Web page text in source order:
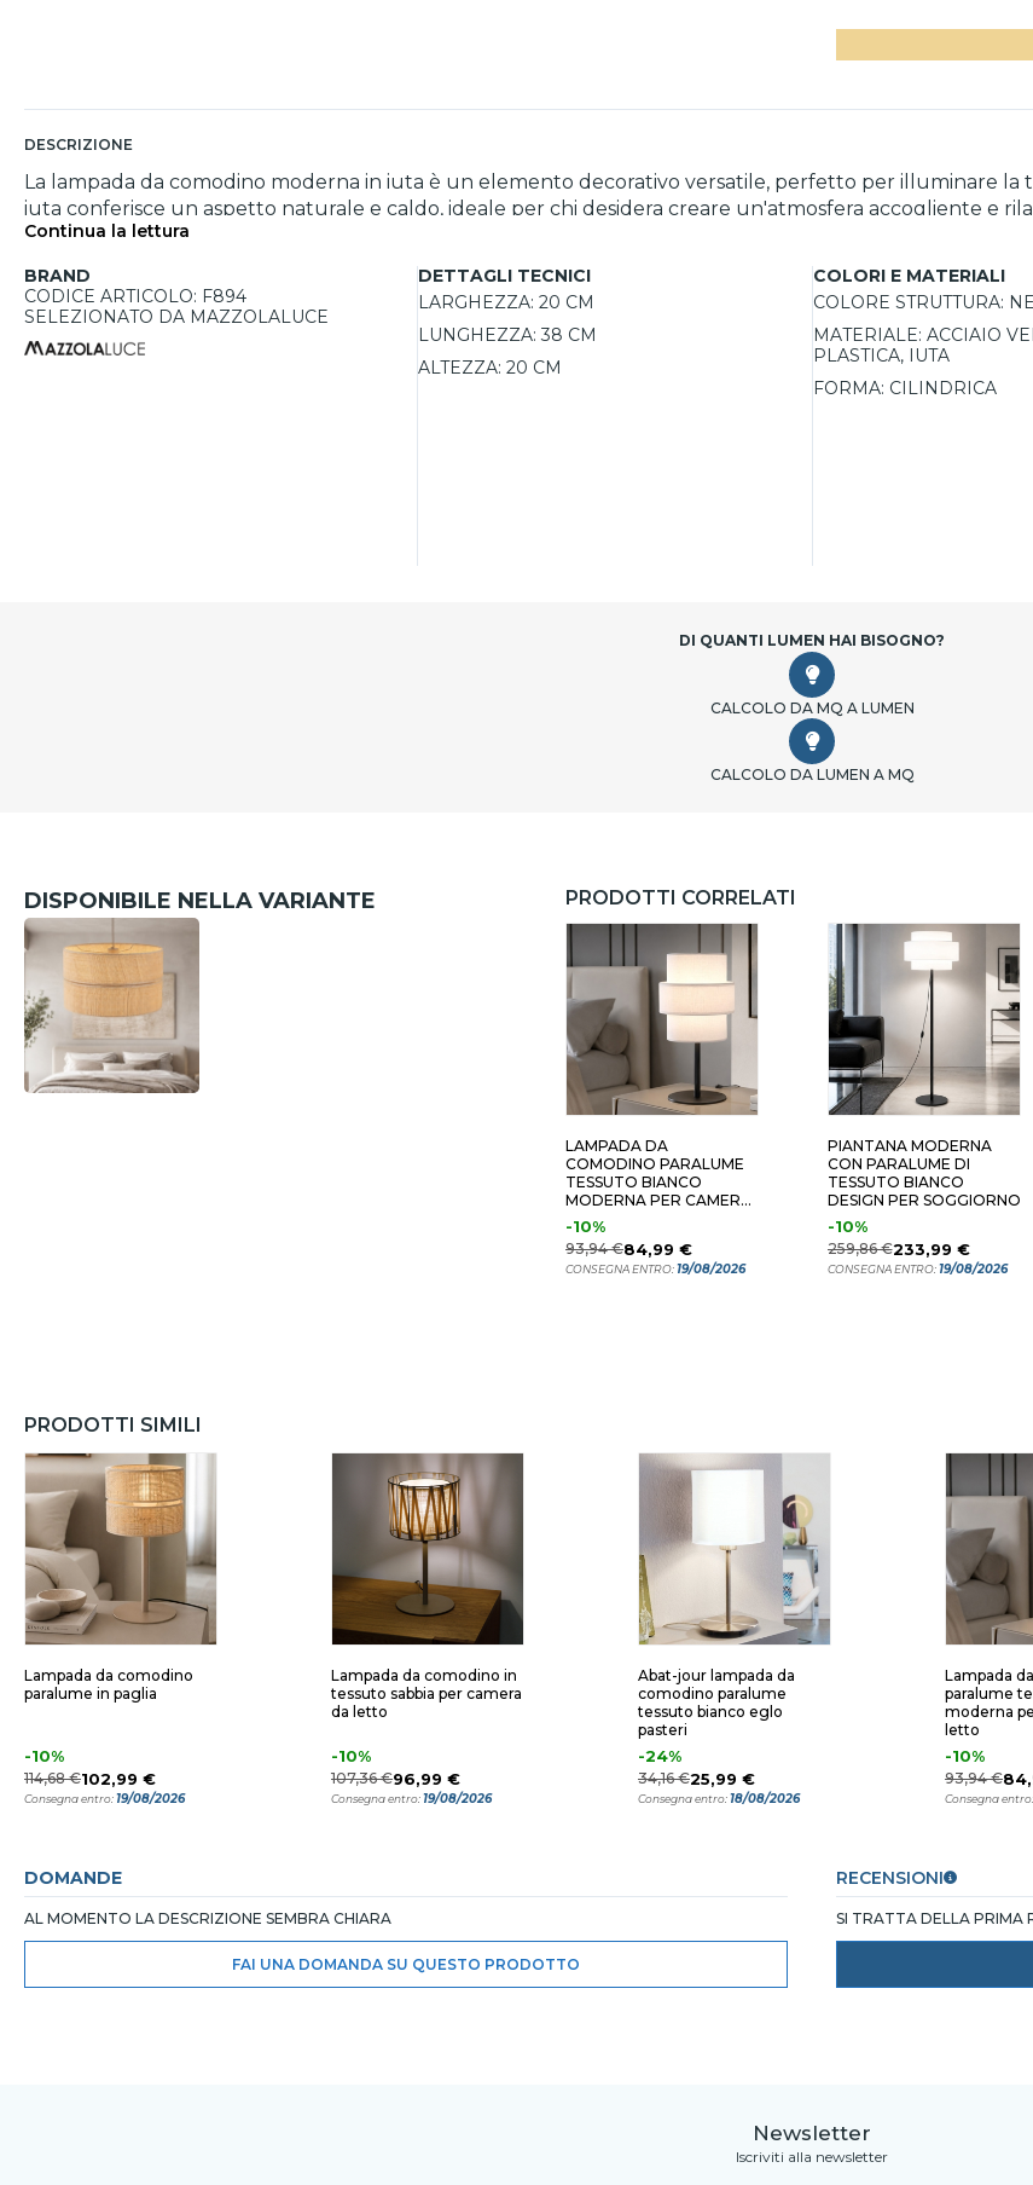
DESCRIZIONE
La lampada da comodino moderna in iuta è un elemento decorativo versatile, perfetto per illuminare
iuta conferisce un aspetto naturale e caldo, ideale per chi desidera creare un'atmosfera accogliente e
nero, questa lampada si integra facilmente in stili di arredamento boho, moderno e rustico. La lampada
all'utente di scegliere la luce ideale per ogni momento, dato che la temperatura e l'intensità luminosa
una potenza massima di 15W per LED, offre un'illuminazione dimmerabile, permettendo di
protezione IP20 la rende adatta per ambienti interni, mentre le dimensioni compatte la rendono
del produttore per un acquisto sicuro e duraturo.
Continua la lettura
BRAND
CODICE ARTICOLO: F894
SELEZIONATO DA MAZZOLALUCE
DETTAGLI TECNICI
LARGHEZZA: 20 CM
LUNGHEZZA: 38 CM
ALTEZZA: 20 CM
COLORI E MATERIALI
COLORE STRUTTURA:
MATERIALE: ACCIAIO
PLASTICA, IUTA
FORMA: CILINDRICA
DI QUANTI LUMEN HAI BISOGNO?
CALCOLO DA MQ A LUMEN
CALCOLO DA LUMEN A MQ
DISPONIBILE NELLA VARIANTE PRODOTTI CORRELATI
LAMPADA DA
COMODINO PARALUME
TESSUTO BIANCO
MODERNA PER CAMERA
DA LETTO
-10%
93,94 €84,99 €
CONSEGNA ENTRO:19/08/2026
PIANTANA MODERNA
CON PARALUME DI
TESSUTO BIANCO
DESIGN PER SOGGIORNO
-10%
259,86 €233,99 €
CONSEGNA ENTRO:19/08/2026
PRODOTTI SIMILI
Lampada da comodino
paralume in paglia
-10%
114,68 €102,99 €
Consegna entro:19/08/2026
Lampada da comodino in
tessuto sabbia per camera
da letto
-10%
107,36 €96,99 €
Consegna entro:19/08/2026
Abat-jour lampada da
comodino paralume
tessuto bianco eglo
pasteri
-24%
34,16 €25,99 €
Consegna entro:18/08/2026
Lampada
paralume
moderna
letto
-10%
93,94 €
Consegna entro:
DOMANDE
AL MOMENTO LA DESCRIZIONE SEMBRA CHIARA
FAI UNA DOMANDA SU QUESTO PRODOTTO
RECENSIONI
SI TRATTA DELLA PRIMA
Newsletter
Iscriviti alla newsletter